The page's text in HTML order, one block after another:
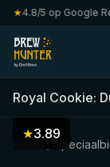
4.8/5 op Google
Royal Cookie:
★3.89